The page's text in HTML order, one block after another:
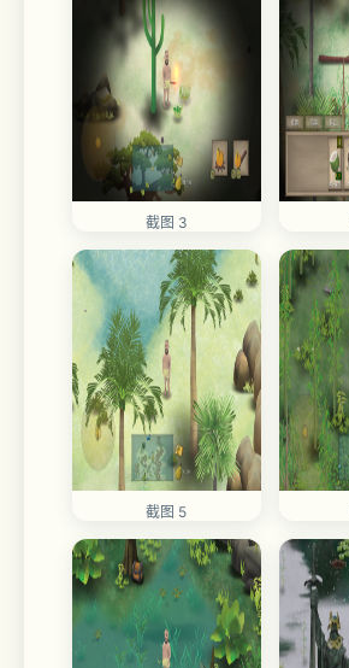
截图 3
截图 5